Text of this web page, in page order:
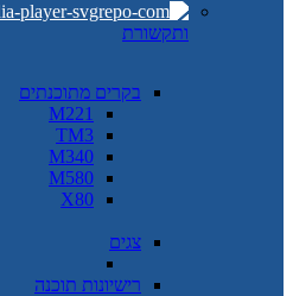
ותקשורת
בקרים מתוכנתים
M221
TM3
M340
M580
X80
צגים
רישיונות תוכנה